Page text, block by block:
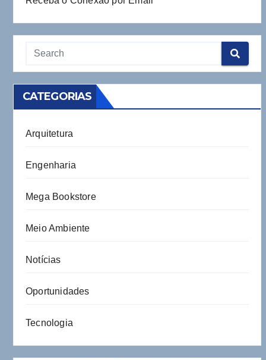
CATEGORIAS
Arquitetura
Engenharia
Mega Bookstore
Meio Ambiente
Notícias
Oportunidades
Tecnologia